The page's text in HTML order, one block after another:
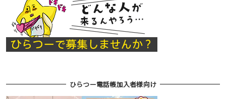
ひらつー電話帳加入者様向け